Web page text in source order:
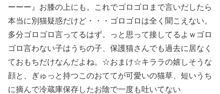
ーーー』お膝の上にも。これでゴロゴロまで言いだしたら
本当に別猫疑惑だけど・・・ゴロゴロは全く聞こえない。
多分ゴロゴロ言ってるはず。っと思って接してるよｗゴロ
ゴロ言わない子はうちの子、保護猫さんでも過去に居なく
ておもちだけなんだよね。☆おまけ☆キララの嬉しそうな
顔と、ぎゅっと持つこのおててが可愛いの猫草、短いうち
に摘んで冷蔵庫保存したお陰で一度も吐いてない